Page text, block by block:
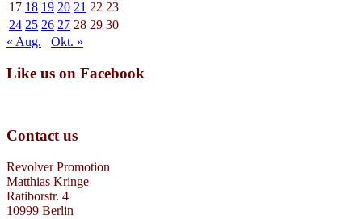
17 18 19 20 21 22 23
24 25 26 27 28 29 30
« Aug.
Okt. »
Like us on Facebook
Contact us
Revolver Promotion
Matthias Kringe
Ratiborstr. 4
10999 Berlin